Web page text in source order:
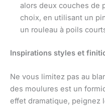
alors deux couches de
choix, en utilisant un
un rouleau à poils
Inspirations styles et
Ne vous limitez pas au
des moulures est un
effet dramatique, peignez